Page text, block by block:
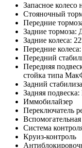
Запасное колесо
Стояночный
Передние
Задние тормоза:
Задние колеса:
Передние
Передний
Передняя
стойка типа
Задний
Задняя
Иммобилайзер
Переключатель
Система
Круиз-контроль